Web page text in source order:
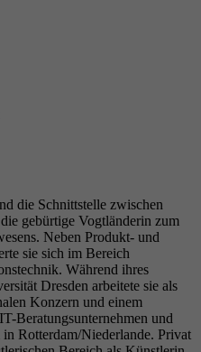
die Schnittstelle zwischen
gebürtige Vogtländerin zum
Neben Produkt- und
sie sich im Bereich
Während ihres
Dresden arbeitete sie als
Konzern und einem
Beratungsunternehmen und
Rotterdam/Niederlande. Privat